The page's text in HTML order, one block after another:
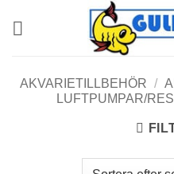
AKVARIETILLBEHÖR /
LUFTPUMPAR/